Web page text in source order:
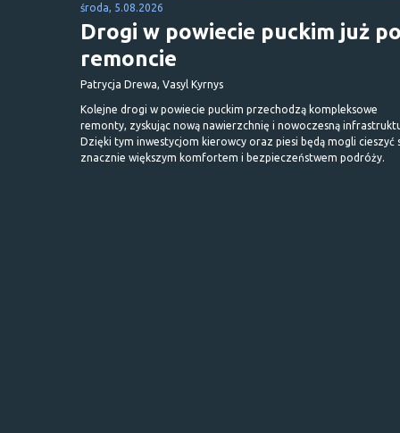
środa, 5.08.2026
Drogi w powiecie puckim już
remoncie
Patrycja Drewa, Vasyl Kyrnys
Kolejne drogi w powiecie puckim przechodzą kompleksowe
remonty, zyskując nową nawierzchnię i nowoczesną
Dzięki tym inwestycjom kierowcy oraz piesi będą mogli cieszyć
znacznie większym komfortem i bezpieczeństwem podróży.